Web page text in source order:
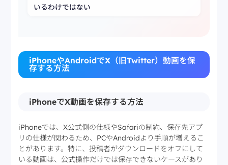
いるわけではない
iPhoneやAndroidでX（旧Twitter）動画を保
存する方法
iPhoneでX動画を保存する方法
iPhoneでは、X公式側の仕様やSafariの制約、保存先アプ
リの仕様が関わるため、PCやAndroidより手順が増えるこ
とがあります。特に、投稿者がダウンロードをオフにして
いる動画は、公式操作だけでは保存できないケースがあり